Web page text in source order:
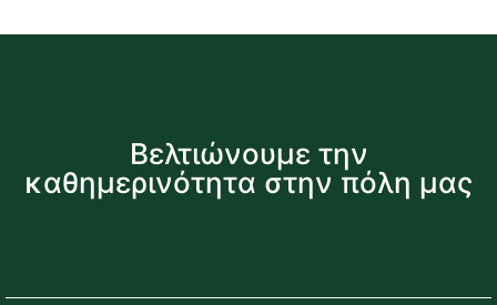
Βελτιώνουμε την
καθημερινότητα στην πόλη μας